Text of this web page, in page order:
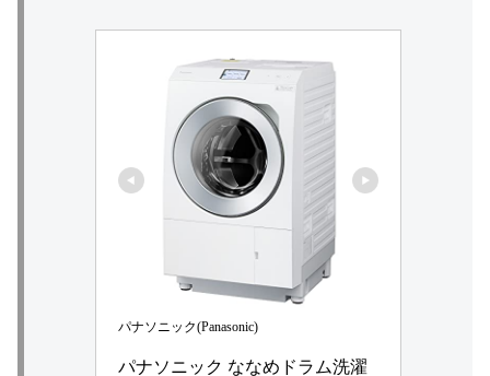
パナソニック(Panasonic)
パナソニック ななめドラム洗濯